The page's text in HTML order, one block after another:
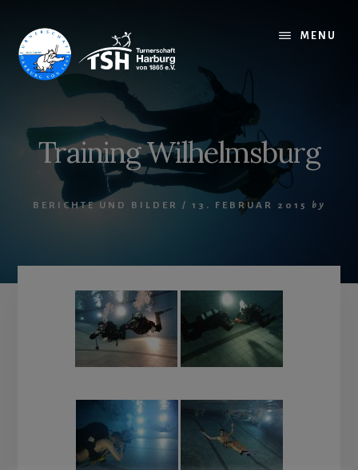
content
MENU
Training Wilhelmsburg
BERICHTE UND BILDER / 13. FEBRUAR 2015 by